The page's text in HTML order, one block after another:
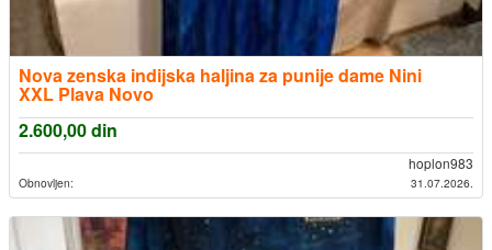
Nova zenska indijska haljina za punije dame Nini
XXL Plava Novo
2.600,00din
hoplon983
Obnovljen: 31.07.2026.